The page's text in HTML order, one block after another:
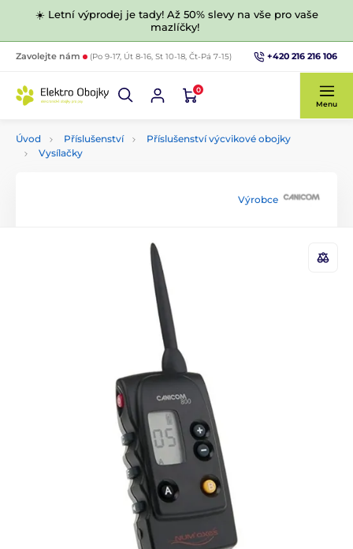
☀️ Letní výprodej je tady! Až 50% slevy na vše pro vaše
mazlíčky!
Zavolejte nám (Po 9-17, Út 8-16, St 10-18, Čt-Pá 7-15) +420 216 216 106
0
Menu
Úvod Příslušenství
Příslušenství výcvikové obojky
Vysílačky
Výrobce